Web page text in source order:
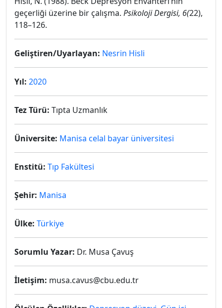
geçerliği üzerine bir çalışma. Psikoloji Dergisi, 6(22),
118–126.
Geliştiren/Uyarlayan: Nesrin Hisli
Yıl: 2020
Tez Türü: Tıpta Uzmanlık
Üniversite: Manisa celal bayar üniversitesi
Enstitü: Tıp Fakültesi
Şehir: Manisa
Ülke: Türkiye
Sorumlu Yazar: Dr. Musa Çavuş
İletişim: musa.cavus@cbu.edu.tr